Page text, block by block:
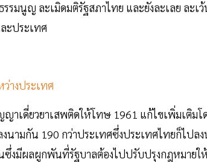
รรมนูญ ละเมิดมติรัฐสภาไทย และยังละเลย ละ
ะประเทศ
างประเทศ
าเดี่ยวยาเสพติดให้โทษ 1961 แก้ไขเพิ่มเติม
งนามกัน 190 กว่าประเทศซึ่งประเทศไทยก็ไป
ซึ่งมีผลผูกพันที่รัฐบาลต้องไปปรับปรุงกฎหมาย